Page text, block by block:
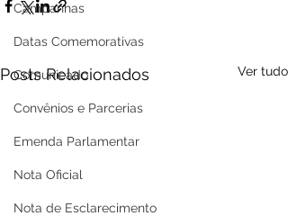
Campanhas
Datas Comemorativas
Comunicado
Convênios e Parcerias
Emenda Parlamentar
Nota Oficial
Nota de Esclarecimento
Posts Relacionados Ver tudo